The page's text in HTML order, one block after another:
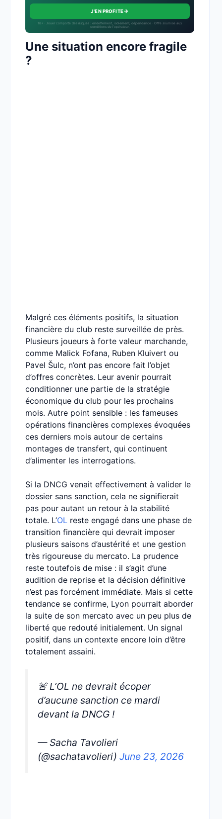
J'EN PROFITE→
18+ · Jouer comporte des risques : endettement, isolement, dépendance · Offre soumise aux
conditions de l’opérateur.
Une situation encore fragile
?
Malgré ces éléments positifs, la situation
financière du club reste surveillée de près.
Plusieurs joueurs à forte valeur marchande,
comme Malick Fofana, Ruben Kluivert ou
Pavel Šulc, n’ont pas encore fait l’objet
d’offres concrètes. Leur avenir pourrait
conditionner une partie de la stratégie
économique du club pour les prochains
mois. Autre point sensible : les fameuses
opérations financières complexes évoquées
ces derniers mois autour de certains
montages de transfert, qui continuent
d’alimenter les interrogations.
Si la DNCG venait effectivement à valider le
dossier sans sanction, cela ne signifierait
pas pour autant un retour à la stabilité
totale. L’OL reste engagé dans une phase de
transition financière qui devrait imposer
plusieurs saisons d’austérité et une gestion
très rigoureuse du mercato. La prudence
reste toutefois de mise : il s’agit d’une
audition de reprise et la décision définitive
n’est pas forcément immédiate. Mais si cette
tendance se confirme, Lyon pourrait aborder
la suite de son mercato avec un peu plus de
liberté que redouté initialement. Un signal
positif, dans un contexte encore loin d’être
totalement assaini.
🚨 L’OL ne devrait écoper
d’aucune sanction ce mardi
devant la DNCG !
— Sacha Tavolieri
(@sachatavolieri) June 23, 2026